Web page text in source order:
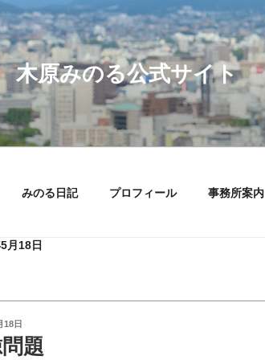
木原みのる公式サイト
みのる日記 プロフィール 事務所案内
月18日
18日
題